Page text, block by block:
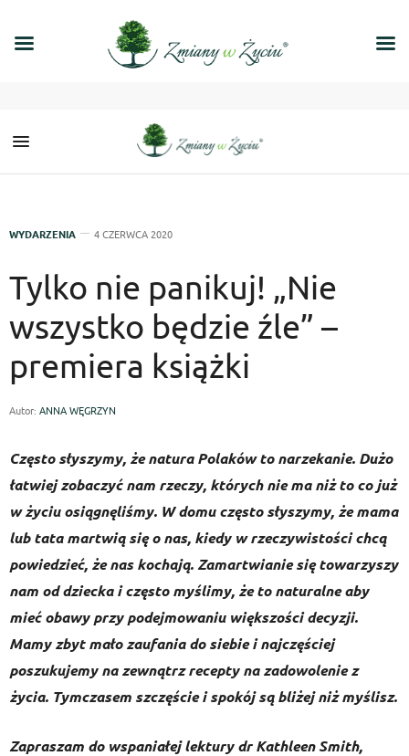
WYDARZENIA 4 CZERWCA 2020
Tylko nie panikuj! „Nie
wszystko będzie źle” –
premiera książki
Autor: ANNA WĘGRZYN
Często słyszymy, że natura Polaków to narzekanie. Dużo
łatwiej zobaczyć nam rzeczy, których nie ma niż to co już
w życiu osiągnęliśmy. W domu często słyszymy, że mama
lub tata martwią się o nas, kiedy w rzeczywistości chcą
powiedzieć, że nas kochają. Zamartwianie się towarzyszy
nam od dziecka i często myślimy, że to naturalne aby
mieć obawy przy podejmowaniu większości decyzji.
Mamy zbyt mało zaufania do siebie i najczęściej
poszukujemy na zewnątrz recepty na zadowolenie z
życia. Tymczasem szczęście i spokój są bliżej niż myślisz.
Zapraszam do wspaniałej lektury dr Kathleen Smith,